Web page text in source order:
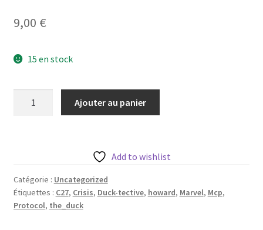
9,00 €
15 en stock
avec
base
35mm
Ajouter au panier
Add to wishlist
Catégorie : Uncategorized
Étiquettes : C27, Crisis, Duck-tective, howard, Marvel, Mcp,
Protocol, the_duck